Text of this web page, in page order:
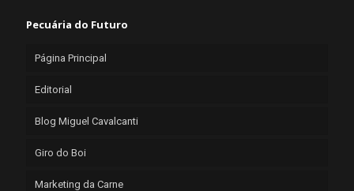
Pecuária do Futuro
Página Principal
Editorial
Blog Miguel Cavalcanti
Giro do Boi
Marketing da Carne